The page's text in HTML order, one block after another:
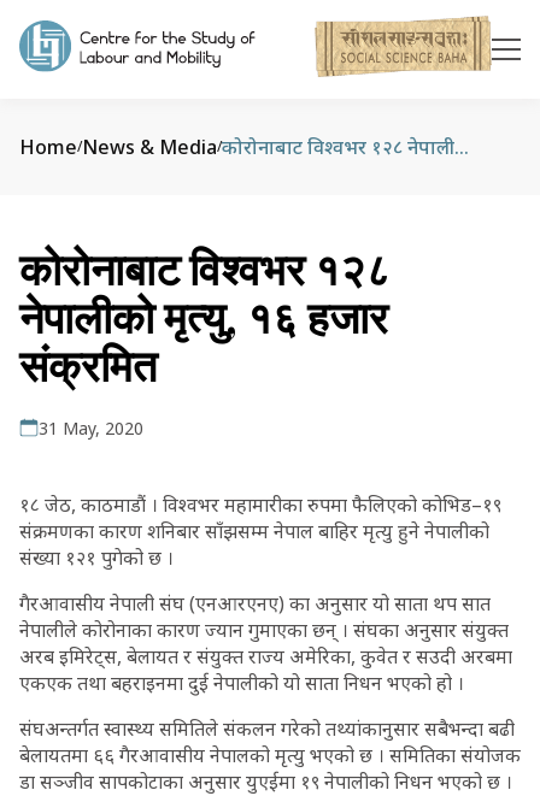
Home/News & Media/ कोरोनाबाट विश्वभर १२८ नेपालीको मृत्यु, १६ हजार संक्रमित
कोरोनाबाट विश्वभर १२८
नेपालीको मृत्यु, १६ हजार
संक्रमित
31 May, 2020
१८ जेठ, काठमाडाैं । विश्वभर महामारीका रुपमा फैलिएको कोभिड–१९
संक्रमणका कारण शनिबार साँझसम्म नेपाल बाहिर मृत्यु हुने नेपालीको
संख्या १२१ पुगेको छ ।
गैरआवासीय नेपाली संघ (एनआरएनए) का अनुसार यो साता थप सात
नेपालीले कोरोनाका कारण ज्यान गुमाएका छन् । संघका अनुसार संयुक्त
अरब इमिरेट्स, बेलायत र संयुक्त राज्य अमेरिका, कुवेत र सउदी अरबमा
एकएक तथा बहराइनमा दुई नेपालीको यो साता निधन भएको हो ।
संघअन्तर्गत स्वास्थ्य समितिले संकलन गरेको तथ्यांकानुसार सबैभन्दा बढी
बेलायतमा ६६ गैरआवासीय नेपालको मृत्यु भएको छ । समितिका संयोजक
डा सञ्जीव सापकोटाका अनुसार युएईमा १९ नेपालीको निधन भएको छ ।